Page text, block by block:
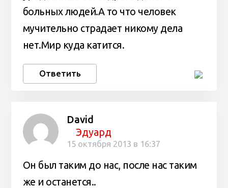
больных людей.А то что человек
мучительно страдает никому дела
нет.Мир куда катится.
Ответить
David
Эдуард
15 октября 2013 в 16:37
Он был таким до нас, после нас таким
же и останется..